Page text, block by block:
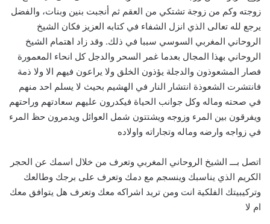
زوجته وكم من زوجة تشتكي من العقم ثم أنجبت بنين وبنات، والفضل
يرجع لله تعالى الذي انزل الشفاء في كتابه العزيز فكان الشيخ
الروحاني المغربي السوسي سببا في ذلك. وقد زاد اهتمام الشيخ
الروحاني بهذا المجال بعدما غمر السحر والدجل كل انحاء المعمورة
فصار المشعوذون والدجلة يؤذون الخلق ولا يراعون فيهم الا ولا ذمة
فانتشرت الشعوذة انتشار النار في الهشيم بحيث لا يسلم احد منهم
في صحته وماله وكل جوانب الحياة فيكدرون عليهم سعادتهم وراحتهم
ويفرقون بين المرء وزوجه ويشتتون شمل العوائل ويدمرون حظ المرء
في زواجه وارضه وماله وتجاراته واولاده
اتصل بـــ الشيخ الروحاني المغربي وتعرف من خلال اسمك عن الحجر
الكريم الذي يناسبك وينسجم مع دمك وتعرف على برجك وطالعك
وتركيبيتك الفلكية انت ومن تريد اشراكه معك وتعرف هل يتوافق معك
ام لا